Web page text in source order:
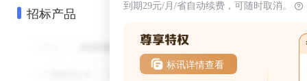
招标产品 到期29元/月/省自动续费，可随时取消。
标讯详情查看